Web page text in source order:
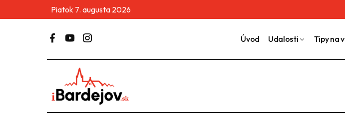
Piatok 7. augusta 2026
Úvod Udalosti Tipy na